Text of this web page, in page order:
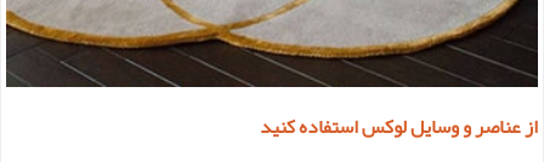
از عناصر و وسایل لوکس استفاده کنید